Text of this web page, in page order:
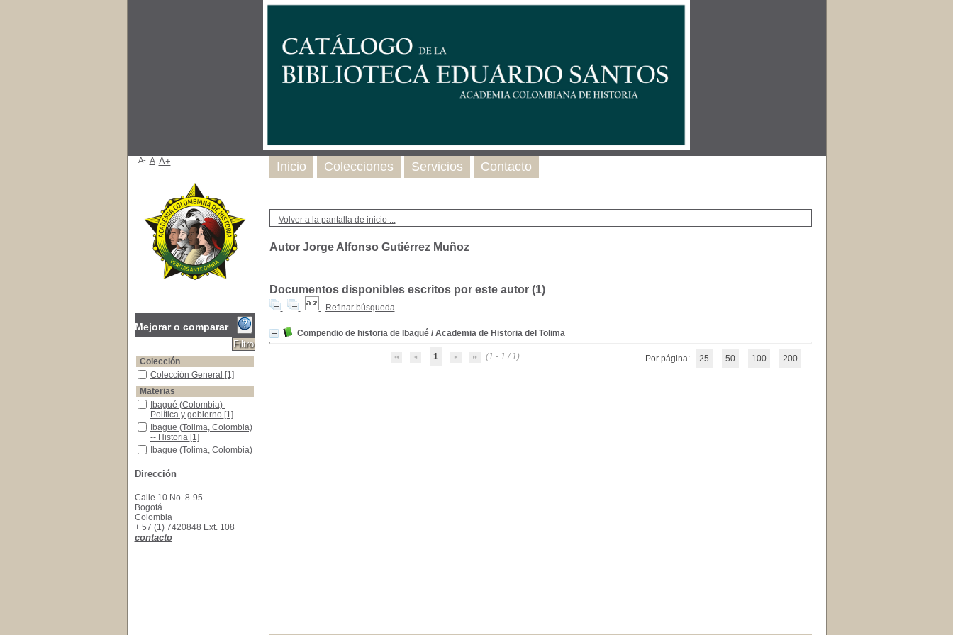
Volver a la pantalla de inicio ...
Autor Jorge Alfonso Gutiérrez Muñoz
Documentos disponibles escritos por este autor (1)
Refinar búsqueda
Compendio de historia de Ibagué/ Academia de Historia del Tolima
1 (1 - 1 / 1) Por página: 25 50 100 200
Inicio Colecciones Servicios Contacto
A- A A+
Mejorar o comparar
Colección
Colección General
Colección General [1]
Materias
Ibagué (Colombia)-Política y gobierno
Ibagué (Colombia)-
Política y gobierno [1]
Ibague (Tolima, Colombia) -- Historia
Ibague (Tolima, Colombia)
-- Historia [1]
Ibague (Tolima, Colombia) -- Vida social y costumbres
Ibague (Tolima, Colombia)
costumbres
[1]
Dirección
Calle 10 No. 8-95
Bogotá
Colombia
+ 57 (1) 7420848 Ext. 108
contacto